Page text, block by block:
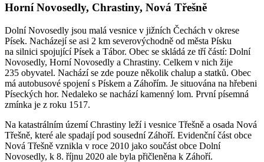
Horní Novosedly, Chrastiny, Nová Třešně
Dolní Novosedly jsou malá vesnice v jižních Čechách v okrese
Písek. Nacházejí se asi 2 km severovýchodně od města Písku
na silnici spojující Písek a Tábor. Obec se skládá ze tří částí: Dolní
Novosedly, Horní Novosedly a Chrastiny. Celkem v nich žije
235 obyvatel. Nachází se zde pouze několik chalup a statků. Obec
má autobusové spojení s Pískem a Záhořím. Je situována na hřebeni
Píseckých hor. Nedaleko se nachází kamenný lom. První písemná
zmínka je z roku 1517.
Na katastrálním území Chrastiny leží i vesnice Třešně a osada Nová
Třešně, které ale spadají pod sousední Záhoří. Evidenční část obce
Nová Třešně vznikla v roce 2010 jako součást obce Dolní
Novosedly, k 8. říjnu 2020 ale byla přičleněna k Záhoří.